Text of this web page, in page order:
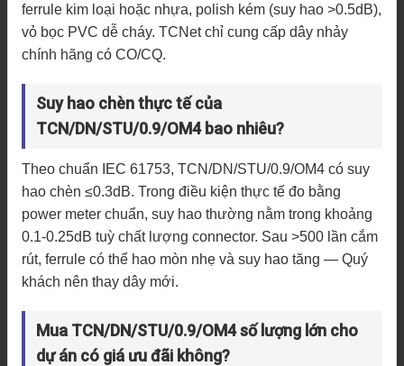
ferrule kim loại hoặc nhựa, polish kém (suy hao >0.5dB),
vỏ bọc PVC dễ cháy. TCNet chỉ cung cấp dây nhảy
chính hãng có CO/CQ.
Suy hao chèn thực tế của
TCN/DN/STU/0.9/OM4 bao nhiêu?
Theo chuẩn IEC 61753, TCN/DN/STU/0.9/OM4 có suy
hao chèn ≤0.3dB. Trong điều kiện thực tế đo bằng
power meter chuẩn, suy hao thường nằm trong khoảng
0.1-0.25dB tuỳ chất lượng connector. Sau >500 lần cắm
rút, ferrule có thể hao mòn nhẹ và suy hao tăng — Quý
khách nên thay dây mới.
Mua TCN/DN/STU/0.9/OM4 số lượng lớn cho
dự án có giá ưu đãi không?